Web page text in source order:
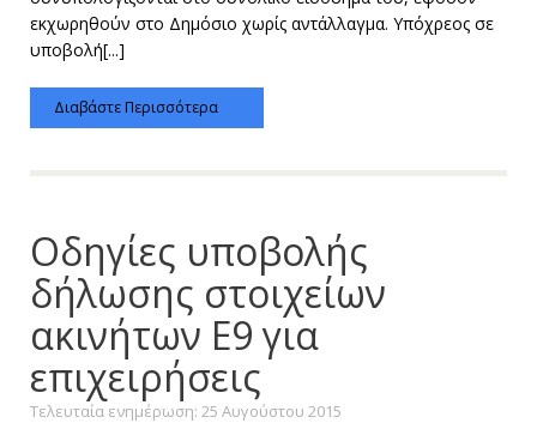
εκχωρηθούν στο Δημόσιο χωρίς αντάλλαγμα. Υπόχρεος σε
υποβολή[...]
Διαβάστε Περισσότερα
Οδηγίες υποβολής
δήλωσης στοιχείων
ακινήτων Ε9 για
επιχειρήσεις
Τελευταία ενημέρωση: 25 Αυγούστου 2015